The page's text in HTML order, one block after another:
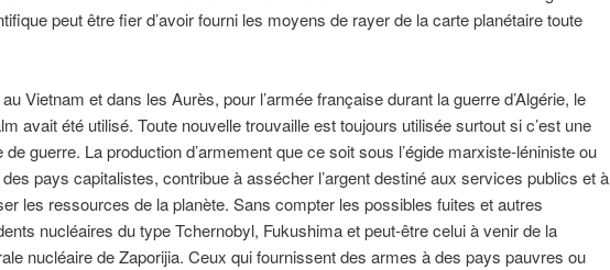
peut être fier d’avoir fourni les moyens de rayer de la carte planétaire toute
Vietnam et dans les Aurès, pour l’armée française durant la guerre d’Algérie, le
avait été utilisé. Toute nouvelle trouvaille est toujours utilisée surtout si c’est une
de guerre. La production d’armement que ce soit sous l’égide marxiste-léniniste ou
pays capitalistes, contribue à assécher l’argent destiné aux services publics et à
les ressources de la planète. Sans compter les possibles fuites et autres
nucléaires du type Tchernobyl, Fukushima et peut-être celui à venir de la
nucléaire de Zaporijia. Ceux qui fournissent des armes à des pays pauvres ou